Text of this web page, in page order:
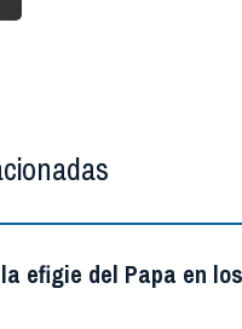
efigie del Papa en